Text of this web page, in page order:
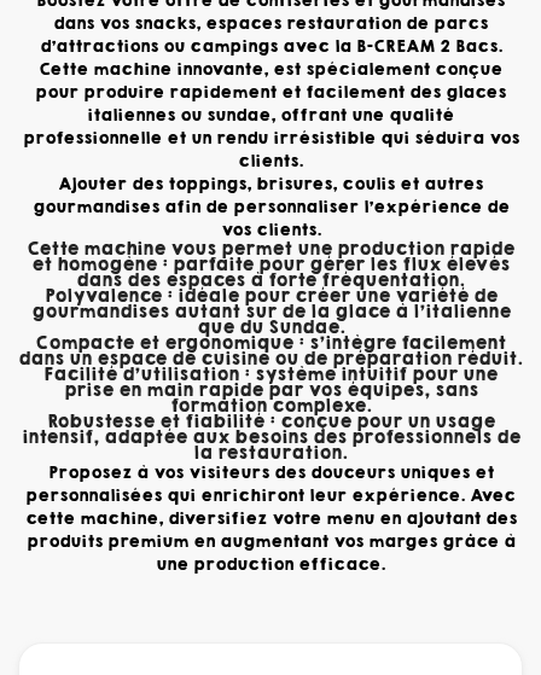
dans vos snacks, espaces restauration de parcs
d’attractions ou campings avec la B-CREAM 2 Bacs.
Cette machine innovante, est spécialement conçue
pour produire rapidement et facilement des glaces
italiennes ou sundae, offrant une qualité
professionnelle et un rendu irrésistible qui séduira vos
clients.
Ajouter des toppings, brisures, coulis et autres
gourmandises afin de personnaliser l'expérience de
vos clients.
Cette machine vous permet une production rapide
et homogène : parfaite pour gérer les flux élevés
dans des espaces à forte fréquentation.
Polyvalence : idéale pour créer une variété de
gourmandises autant sur de la glace à l'italienne
que du Sundae.
Compacte et ergonomique : s’intègre facilement
dans un espace de cuisine ou de préparation réduit.
Facilité d’utilisation : système intuitif pour une
prise en main rapide par vos équipes, sans
formation complexe.
Robustesse et fiabilité : conçue pour un usage
intensif, adaptée aux besoins des professionnels de
la restauration.
Proposez à vos visiteurs des douceurs uniques et
personnalisées qui enrichiront leur expérience. Avec
cette machine, diversifiez votre menu en ajoutant des
produits premium en augmentant vos marges grâce à
une production efficace.